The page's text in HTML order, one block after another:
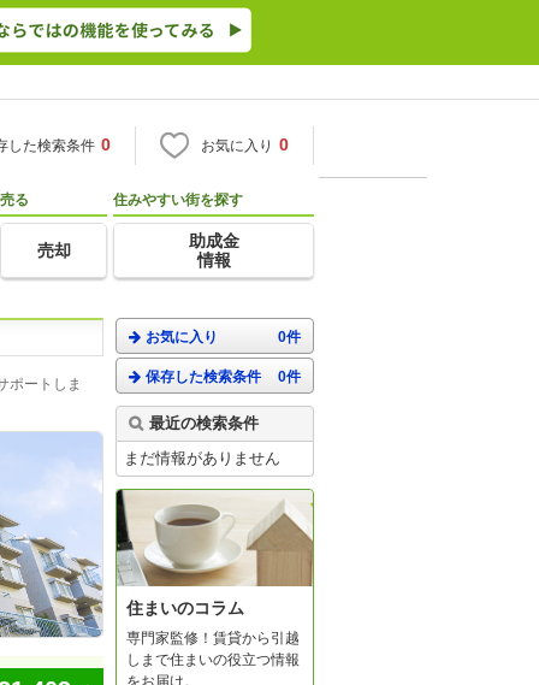
した検索条件 0 お気に入り 0
売る
売却
住みやすい街を探す
助成金
情報
ポートしま
お気に入り 0件
保存した検索条件 0件
最近の検索条件
まだ情報がありません
住まいのコラム
専門家監修！賃貸から引越
しまで住まいの役立つ情報
をお届け。